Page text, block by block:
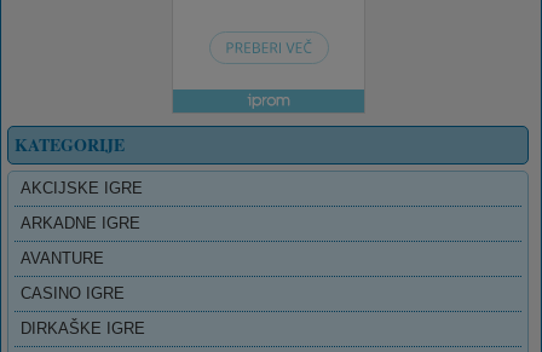
KATEGORIJE
AKCIJSKE IGRE
ARKADNE IGRE
AVANTURE
CASINO IGRE
DIRKAŠKE IGRE